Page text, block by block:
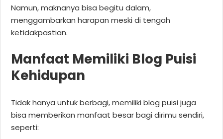
Namun, maknanya bisa begitu dalam,
menggambarkan harapan meski di tengah
ketidakpastian.
Manfaat Memiliki Blog Puisi
Kehidupan
Tidak hanya untuk berbagi, memiliki blog puisi juga
bisa memberikan manfaat besar bagi dirimu sendiri,
seperti: